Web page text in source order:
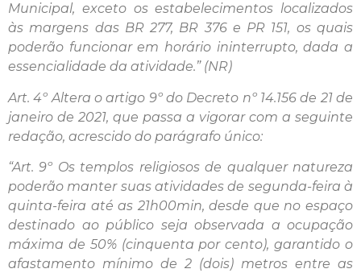
Municipal, exceto os estabelecimentos localizados
às margens das BR 277, BR 376 e PR 151, os quais
poderão funcionar em horário ininterrupto, dada a
essencialidade da atividade.” (NR)
Art. 4º Altera o artigo 9º do Decreto nº 14.156 de 21 de
janeiro de 2021, que passa a vigorar com a seguinte
redação, acrescido do parágrafo único:
“Art. 9º Os templos religiosos de qualquer natureza
poderão manter suas atividades de segunda-feira à
quinta-feira até as 21h00min, desde que no espaço
destinado ao público seja observada a ocupação
máxima de 50% (cinquenta por cento), garantido o
afastamento mínimo de 2 (dois) metros entre as